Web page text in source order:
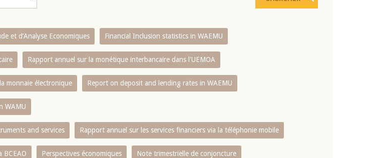
et d’Analyse Economiques Financial Inclusion statistics in WAEMU
Rapport annuel sur la monétique interbancaire dans l'UEMOA
monnaie électronique Report on deposit and lending rates in WAEMU
WAMU
and services Rapport annuel sur les services financiers via la téléphonie mobile
BCEAO Perspectives économiques Note trimestrielle de conjoncture